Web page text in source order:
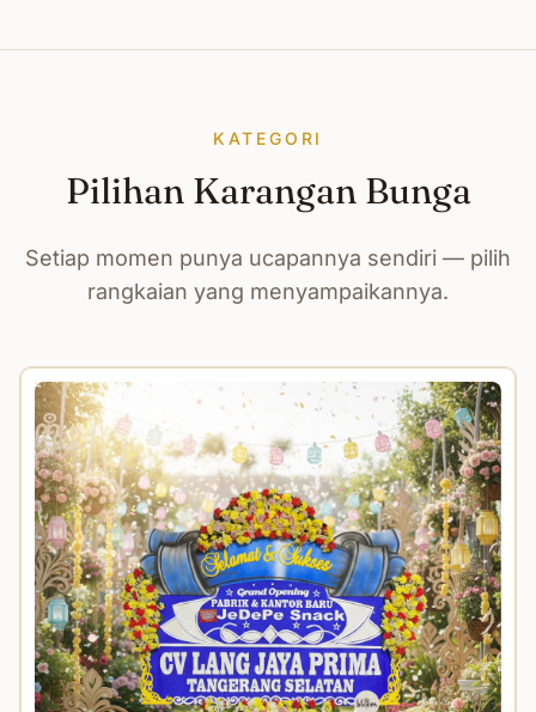
KATEGORI
Pilihan Karangan Bunga
Setiap momen punya ucapannya sendiri — pilih
rangkaian yang menyampaikannya.